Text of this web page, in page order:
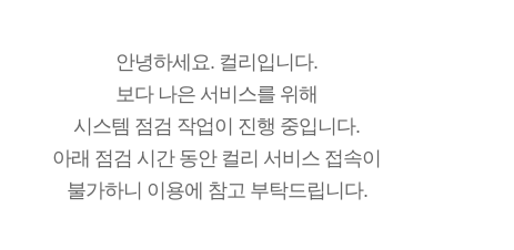
안녕하세요. 컬리입니다.
보다 나은 서비스를 위해
시스템 점검 작업이 진행 중입니다.
아래 점검 시간 동안 컬리 서비스 접속이
불가하니 이용에 참고 부탁드립니다.